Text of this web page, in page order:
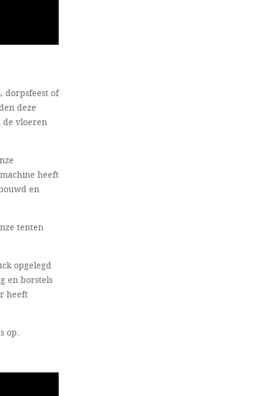
dorpsfeest of
deze
de vloeren
heeft
en
tenten
opgelegd
en borstels
heeft
op.